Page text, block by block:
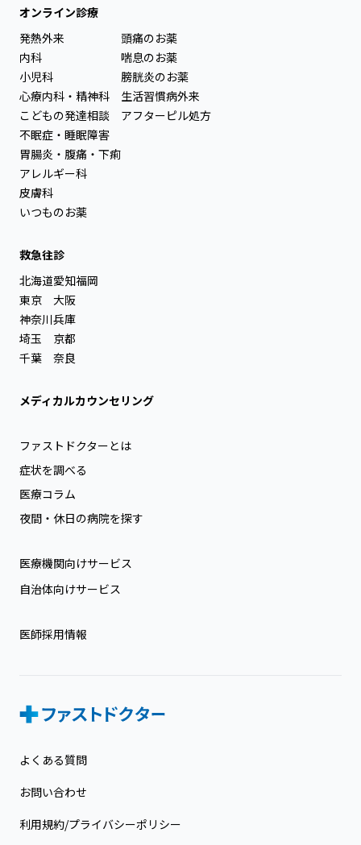
オンライン診療
発熱外来
内科
小児科
心療内科・精神科
こどもの発達相談
不眠症・睡眠障害
胃腸炎・腹痛・下痢
アレルギー科
皮膚科
いつものお薬
頭痛のお薬
喘息のお薬
膀胱炎のお薬
生活習慣病外来
アフターピル処方
救急往診
北海道
東京
神奈川
埼玉
千葉
愛知
大阪
兵庫
京都
奈良
福岡
メディカルカウンセリング
ファストドクターとは
症状を調べる
医療コラム
夜間・休日の病院を探す
医療機関向けサービス
自治体向けサービス
医師採用情報
よくある質問
お問い合わせ
利用規約/プライバシーポリシー